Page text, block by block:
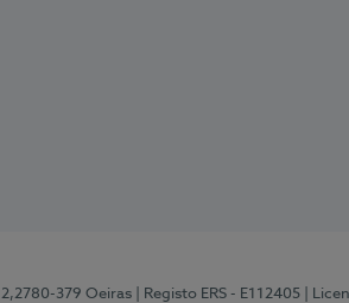
379 Oeiras | Registo ERS - E112405 |